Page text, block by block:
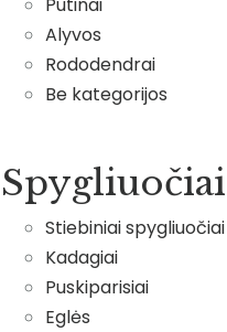
Putinai
Alyvos
Rododendrai
Be kategorijos
Spygliuočiai
Stiebiniai spygliuočiai
Kadagiai
Puskiparisiai
Eglės